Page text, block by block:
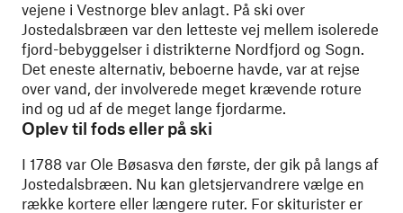
vejene i Vestnorge blev anlagt. På ski over
Jostedalsbræen var den letteste vej mellem isolerede
fjord-bebyggelser i distrikterne Nordfjord og Sogn.
Det eneste alternativ, beboerne havde, var at rejse
over vand, der involverede meget krævende roture
ind og ud af de meget lange fjordarme.
Oplev til fods eller på ski
I 1788 var Ole Bøsasva den første, der gik på langs af
​​Jostedalsbræen. Nu kan gletsjervandrere vælge en
række kortere eller længere ruter. For skiturister er